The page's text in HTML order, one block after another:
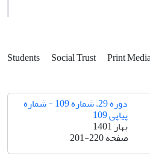
Students Social Trust Print
دوره 29، شماره 109 - شماره
پیاپی 109
بهار 1401
صفحه201-220